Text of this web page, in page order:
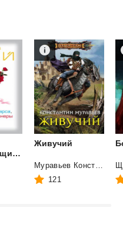
Марса, женщины с Венеры
Живучий
121